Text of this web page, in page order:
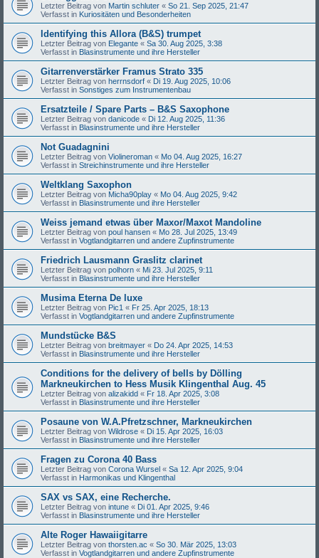
Letzter Beitrag von Martin schluter « So 21. Sep 2025, 21:47
Verfasst in Kuriositäten und Besonderheiten
Identifying this Allora (B&S) trumpet
Letzter Beitrag von Elegante « Sa 30. Aug 2025, 3:38
Verfasst in Blasinstrumente und ihre Hersteller
Gitarrenverstärker Framus Strato 335
Letzter Beitrag von herrnsdorf « Di 19. Aug 2025, 10:06
Verfasst in Sonstiges zum Instrumentenbau
Ersatzteile / Spare Parts – B&S Saxophone
Letzter Beitrag von danicode « Di 12. Aug 2025, 11:36
Verfasst in Blasinstrumente und ihre Hersteller
Not Guadagnini
Letzter Beitrag von Violineroman « Mo 04. Aug 2025, 16:27
Verfasst in Streichinstrumente und ihre Hersteller
Weltklang Saxophon
Letzter Beitrag von Micha90play « Mo 04. Aug 2025, 9:42
Verfasst in Blasinstrumente und ihre Hersteller
Weiss jemand etwas über Maxor/Maxot Mandoline
Letzter Beitrag von poul hansen « Mo 28. Jul 2025, 13:49
Verfasst in Vogtlandgitarren und andere Zupfinstrumente
Friedrich Lausmann Graslitz clarinet
Letzter Beitrag von polhorn « Mi 23. Jul 2025, 9:11
Verfasst in Blasinstrumente und ihre Hersteller
Musima Eterna De luxe
Letzter Beitrag von Pic1 « Fr 25. Apr 2025, 18:13
Verfasst in Vogtlandgitarren und andere Zupfinstrumente
Mundstücke B&S
Letzter Beitrag von breitmayer « Do 24. Apr 2025, 14:53
Verfasst in Blasinstrumente und ihre Hersteller
Conditions for the delivery of bells by Dölling
Markneukirchen to Hess Musik Klingenthal Aug. 45
Letzter Beitrag von alizakidd « Fr 18. Apr 2025, 3:08
Verfasst in Blasinstrumente und ihre Hersteller
Posaune von W.A.Pfretzschner, Markneukirchen
Letzter Beitrag von Wildrose « Di 15. Apr 2025, 16:03
Verfasst in Blasinstrumente und ihre Hersteller
Fragen zu Corona 40 Bass
Letzter Beitrag von Corona Wursel « Sa 12. Apr 2025, 9:04
Verfasst in Harmonikas und Klingenthal
SAX vs SAX, eine Recherche.
Letzter Beitrag von intune « Di 01. Apr 2025, 9:46
Verfasst in Blasinstrumente und ihre Hersteller
Alte Roger Hawaiigitarre
Letzter Beitrag von thorsten.ac « So 30. Mär 2025, 13:03
Verfasst in Vogtlandgitarren und andere Zupfinstrumente